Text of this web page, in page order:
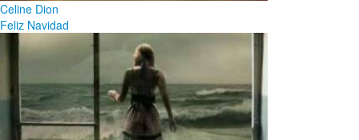
Celine Dion
Feliz Navidad